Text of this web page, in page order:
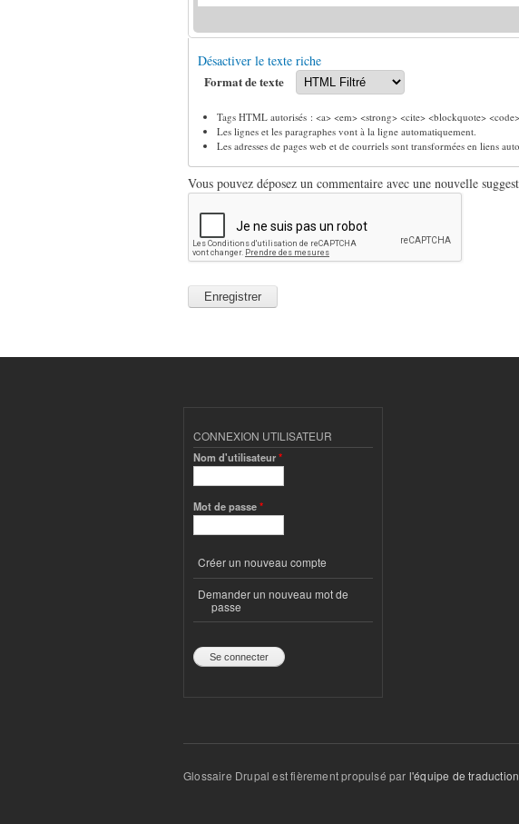
Désactiver le texte riche
Format de texte
Tags HTML autorisés : <a> <em> <strong> <cite> <blockquote>
Les lignes et les paragraphes vont à la ligne automatiquement.
Les adresses de pages web et de courriels sont transformées en liens
Vous pouvez déposez un commentaire avec une nouvelle
CONNEXION UTILISATEUR
Nom d'utilisateur*
Mot de passe*
Créer un nouveau compte
Demander un nouveau mot de
passe
Glossaire Drupal est fièrement propulsé par l'équipe de